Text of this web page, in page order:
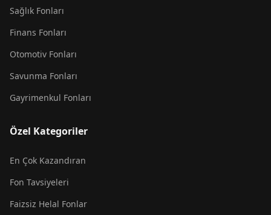
Sağlık Fonları
Finans Fonları
Otomotiv Fonları
Savunma Fonları
Gayrimenkul Fonları
Özel Kategoriler
En Çok Kazandıran
Fon Tavsiyeleri
Faizsiz Helal Fonlar